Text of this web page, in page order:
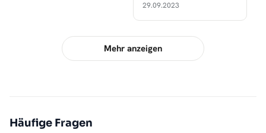
29.09.2023
Mehr anzeigen
Häufige Fragen